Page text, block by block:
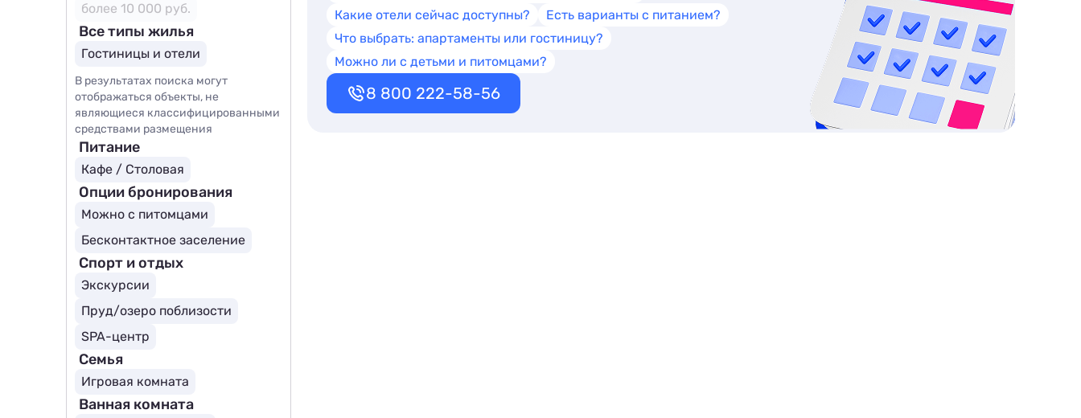
Какие отели сейчас доступны?
Есть варианты с питанием?
Что выбрать: апартаменты или гостиницу?
Можно ли с детьми и питомцами?
8 800 222-58-56
более 10 000 руб.
Все типы жилья
Гостиницы и отели
В результатах поиска могут
отображаться объекты, не
являющиеся классифицированными
средствами размещения
Питание
Кафе / Столовая
Опции бронирования
Можно с питомцами
Бесконтактное заселение
Спорт и отдых
Экскурсии
Пруд/озеро поблизости
SPA-центр
Семья
Игровая комната
Ванная комната